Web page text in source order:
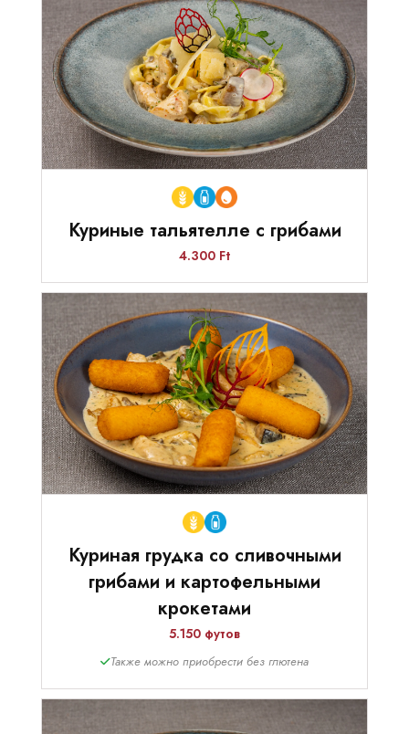
Куриные тальятелле с грибами
4.300 Ft
Куриная грудка со сливочными
грибами и картофельными
крокетами
5.150 футов
Также можно приобрести без глютена